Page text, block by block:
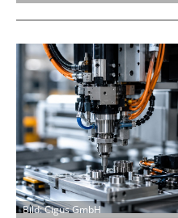
Bild: Cigus GmbH